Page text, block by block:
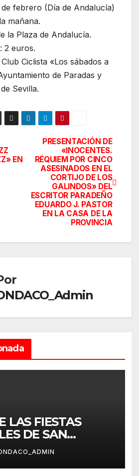
febrero (Día de Andalucía)
mañana.
la Plaza de Andalucía.
2 euros.
Ciclista «Los sábados a
de Paradas y
Sevilla.
PRESENTACIÓN DE
«INOCENTES.
RÉQUIEM POR CINCO
ASESINADOS EN EL
CORTIJO DE LOS
GALINDOS» DEL
ESCRITOR PARADEÑO
EDUARDO J. PASTOR
EN LA CASA DE LA
PROVINCIA
EN
LAS FIESTAS
DE SAN
DE PARADAS